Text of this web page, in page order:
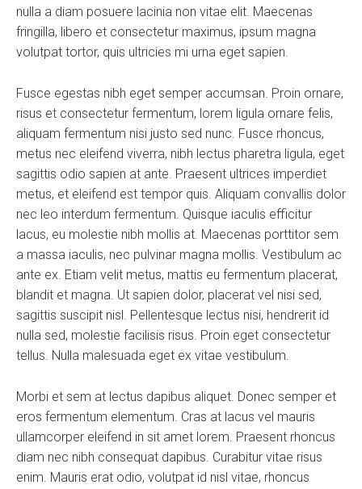
nulla a diam posuere lacinia non vitae elit. Maecenas
fringilla, libero et consectetur maximus, ipsum magna
volutpat tortor, quis ultricies mi urna eget sapien.
Fusce egestas nibh eget semper accumsan. Proin ornare,
risus et consectetur fermentum, lorem ligula ornare felis,
aliquam fermentum nisi justo sed nunc. Fusce rhoncus,
metus nec eleifend viverra, nibh lectus pharetra ligula, eget
sagittis odio sapien at ante. Praesent ultrices imperdiet
metus, et eleifend est tempor quis. Aliquam convallis dolor
nec leo interdum fermentum. Quisque iaculis efficitur
lacus, eu molestie nibh mollis at. Maecenas porttitor sem
a massa iaculis, nec pulvinar magna mollis. Vestibulum ac
ante ex. Etiam velit metus, mattis eu fermentum placerat,
blandit et magna. Ut sapien dolor, placerat vel nisi sed,
sagittis suscipit nisl. Pellentesque lectus nisi, hendrerit id
nulla sed, molestie facilisis risus. Proin eget consectetur
tellus. Nulla malesuada eget ex vitae vestibulum.
Morbi et sem at lectus dapibus aliquet. Donec semper et
eros fermentum elementum. Cras at lacus vel mauris
ullamcorper eleifend in sit amet lorem. Praesent rhoncus
diam nec nibh consequat dapibus. Curabitur vitae risus
enim. Mauris erat odio, volutpat id nisl vitae, rhoncus